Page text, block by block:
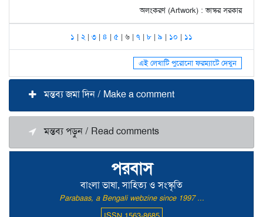
পরবাস
বাংলা ভাষা, সাহিত্য ও সংস্কৃতি
Parabaas, a Bengali webzine since 1997 ...
অলংকরণ (Artwork) : ভাস্কর সরকার
১ | ২ | ৩ | ৪ | ৫ | ৬ | ৭ | ৮ | ৯ | ১০ | ১১
এই লেখাটি পুরোনো ফরম্যাটে দেখুন
মন্তব্য জমা দিন / Make a comment
মন্তব্য পড়ুন / Read comments